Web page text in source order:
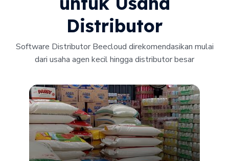
Distributor
Software Distributor Beecloud direkomendasikan mulai
dari usaha agen kecil hingga distributor besar